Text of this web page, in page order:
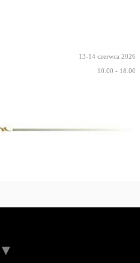
13-14 czerwca 2026
10.00 - 18.00
▼